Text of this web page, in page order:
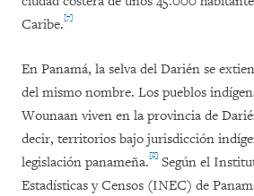
Caribe.[7]
En Panamá, la selva del Darién se
del mismo nombre. Los pueblos
Wounaan viven en la provincia de
decir, territorios bajo jurisdicción
legislación panameña.[8] Según el
Estadísticas y Censos (INEC) de